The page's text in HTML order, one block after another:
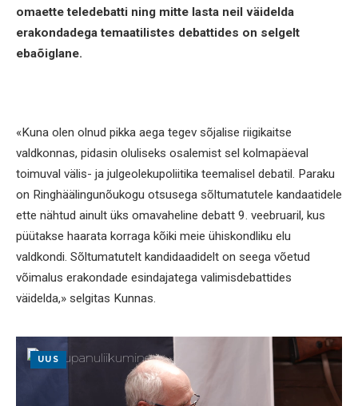
omaette teledebatti ning mitte lasta neil väidelda
erakondadega temaatilistes debattides on selgelt
ebaõiglane.
«Kuna olen olnud pikka aega tegev sõjalise riigikaitse
valdkonnas, pidasin oluliseks osalemist sel kolmapäeval
toimuval välis- ja julgeolekupoliitika teemalisel debatil. Paraku
on Ringhäälingunõukogu otsusega sõltumatutele kandaatidele
ette nähtud ainult üks omavaheline debatt 9. veebruaril, kus
püütakse haarata korraga kõiki meie ühiskondliku elu
valdkondi. Sõltumatutelt kandidaadidelt on seega võetud
võimalus erakondade esindajatega valimisdebattides
väidelda,» selgitas Kunnas.
UUS